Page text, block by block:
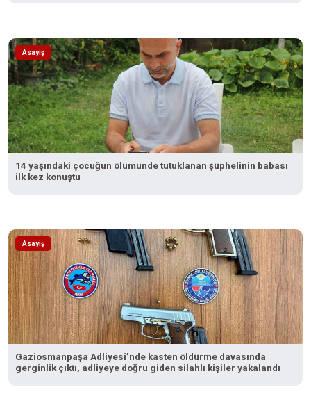
Asayiş
14 yaşındaki çocuğun ölümünde tutuklanan şüphelinin babası
ilk kez konuştu
Asayiş
Gaziosmanpaşa Adliyesi’nde kasten öldürme davasında
gerginlik çıktı, adliyeye doğru giden silahlı kişiler yakalandı